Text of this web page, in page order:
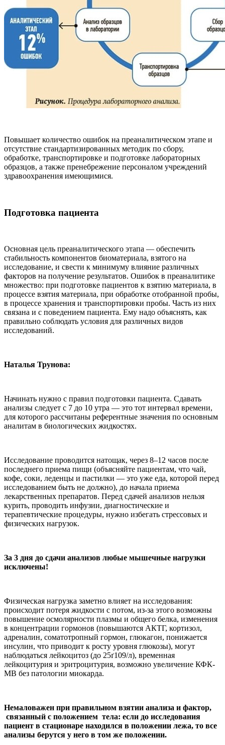
Повышает количество ошибок на преаналитическом этапе и
отсутствие стандартизированных методик по сбору,
обработке, транспортировке и подготовке лабораторных
образцов, а также пренебрежение персоналом учреждений
здравоохранения имеющимися.
Подготовка пациента
Основная цель преаналитического этапа — обеспечить
стабильность компонентов биоматериала, взятого на
исследование, и свести к минимуму влияние различных
факторов на получение результатов. Ошибок в преаналитике
множество: при подготовке пациентов к взятию материала, в
процессе взятия материала, при обработке отобранной пробы,
в процессе хранения и транспортировки пробы. Часть из них
связана и с поведением пациента. Ему надо объяснять, как
правильно соблюдать условия для различных видов
исследований.
Наталья Трунова:
Начинать нужно с правил подготовки пациента. Сдавать
анализы следует с 7 до 10 утра — это тот интервал времени,
для которого рассчитаны референтные значения по основным
аналитам в биологических жидкостях.
Исследование проводится натощак, через 8–12 часов после
последнего приема пищи (объясняйте пациентам, что чай,
кофе, соки, леденцы и пастилки — это уже еда, которой перед
исследованием быть не должно), до начала приема
лекарственных препаратов. Перед сдачей анализов нельзя
курить, проводить инфузии, диагностические и
терапевтические процедуры, нужно избегать стрессовых и
физических нагрузок.
За 3 дня до сдачи анализов любые мышечные нагрузки
исключены!
Физическая нагрузка заметно влияет на исследования:
происходит потеря жидкости с потом, из-за этого возможны
повышение осмолярности плазмы и общего белка, изменения
в концентрации гормонов (повышаются АКТГ, кортизол,
адреналин, соматотропный гормон, глюкагон, понижается
инсулин, что приводит к росту уровня глюкозы), могут
наблюдаться лейкоцитоз (до 25ґ109/л), временная
лейкоцитурия и эритроцитурия, возможно увеличение КФК-
МВ без патологии миокарда.
Немаловажен при правильном взятии анализа и фактор,
связанный с положением тела: если до исследования
пациент в стационаре находился в положении лежа, то все
анализы берутся у него в том же положении.